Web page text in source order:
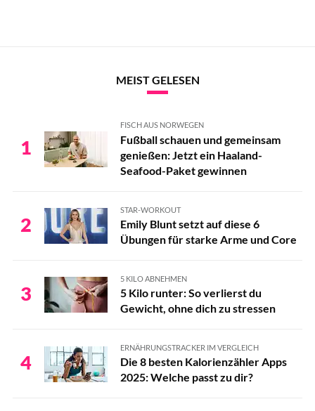
5 fixe Abnehm-Rezepte mit Brokkoli
5 fixe Abnehm-Rezepte mit Brokkoli
MEIST GELESEN
1
FISCH AUS NORWEGEN
Fußball schauen und gemeinsam
genießen: Jetzt ein Haaland-
Seafood-Paket gewinnen
2
STAR-WORKOUT
Emily Blunt setzt auf diese 6
Übungen für starke Arme und Core
3
5 KILO ABNEHMEN
5 Kilo runter: So verlierst du
Gewicht, ohne dich zu stressen
4
ERNÄHRUNGSTRACKER IM VERGLEICH
Die 8 besten Kalorienzähler Apps
2025: Welche passt zu dir?